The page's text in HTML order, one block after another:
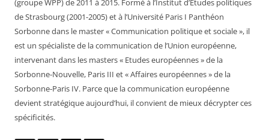
(groupe WPP) de 2011 à 2015. Formé à l’Institut d’Études politiques
de Strasbourg (2001-2005) et à l’Université Paris I Panthéon
Sorbonne dans le master « Communication politique et sociale », il
est un spécialiste de la communication de l’Union européenne,
intervenant dans les masters « Etudes européennes » de la
Sorbonne-Nouvelle, Paris III et « Affaires européennes » de la
Sorbonne-Paris IV. Parce que la communication européenne
devient stratégique aujourd’hui, il convient de mieux décrypter ces
spécificités.